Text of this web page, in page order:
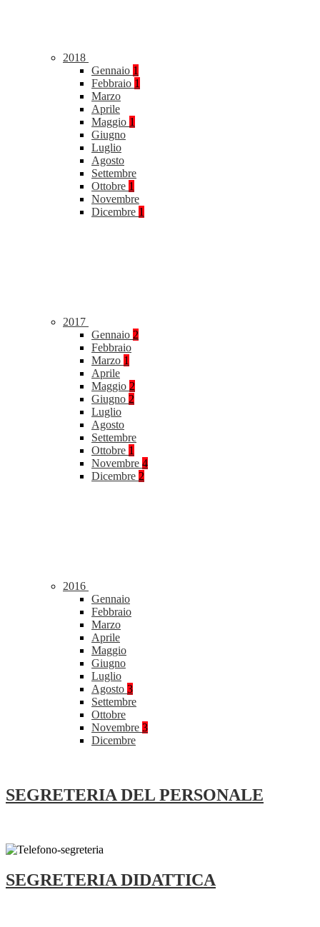
2018
Gennaio 1
Febbraio 1
Marzo
Aprile
Maggio 1
Giugno
Luglio
Agosto
Settembre
Ottobre 1
Novembre
Dicembre 1
2017
Gennaio 2
Febbraio
Marzo 1
Aprile
Maggio 2
Giugno 2
Luglio
Agosto
Settembre
Ottobre 1
Novembre 4
Dicembre 2
2016
Gennaio
Febbraio
Marzo
Aprile
Maggio
Giugno
Luglio
Agosto 3
Settembre
Ottobre
Novembre 3
Dicembre
SEGRETERIA DEL PERSONALE
SEGRETERIA DIDATTICA